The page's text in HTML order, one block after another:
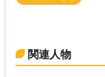
関連人物